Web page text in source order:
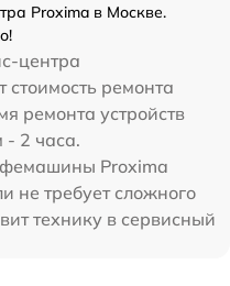
Proxima в Москве.
центра
стоимость ремонта
ремонта устройств
- 2 часа.
Proxima
не требует сложного
технику в сервисный